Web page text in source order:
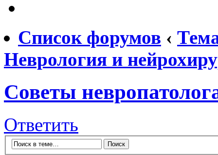
Список форумов ‹
Неврология и
Советы
Ответить